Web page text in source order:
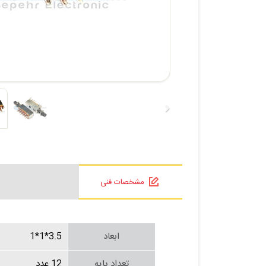
مشخصات فنی
ابعاد
3.5*1*1